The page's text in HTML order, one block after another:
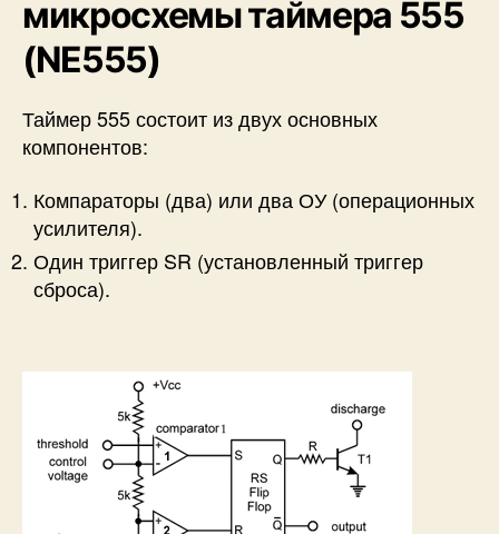
микросхемы таймера 555
(NE555)
Таймер 555 состоит из двух основных
компонентов:
Компараторы (два) или два ОУ (операционных
усилителя).
Один триггер SR (установленный триггер
сброса).